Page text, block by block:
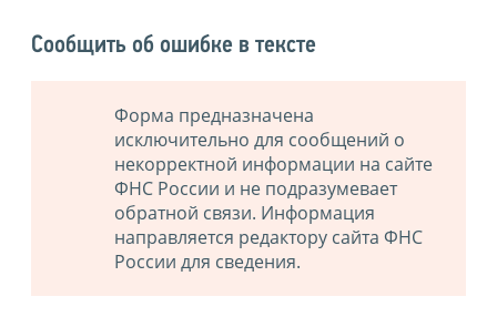
Сообщить об ошибке в тексте
Форма предназначена
исключительно для сообщений о
некорректной информации на сайте
ФНС России и не подразумевает
обратной связи. Информация
направляется редактору сайта ФНС
России для сведения.